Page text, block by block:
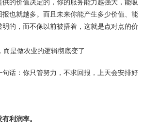
的价值决定的，你的服务能力越强大，能吸
也就越多。而且未来你能产生多少价值、能
的，而不像以前被捂着，这就是点对点的价
话：你只管努力，不求回报，上天会安排好
利润率。